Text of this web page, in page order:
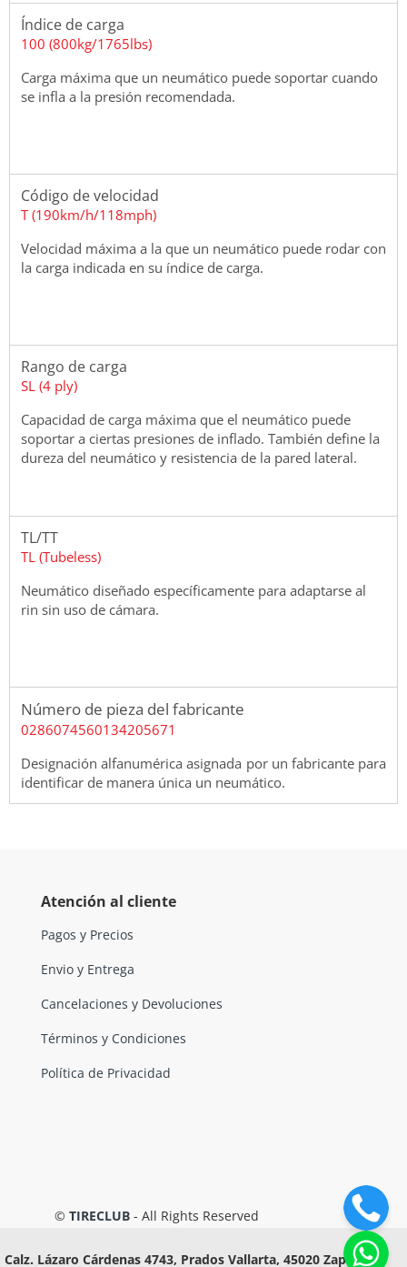
Índice de carga
100 (800kg/1765lbs)
Carga máxima que un neumático puede soportar cuando
se infla a la presión recomendada.
Código de velocidad
T (190km/h/118mph)
Velocidad máxima a la que un neumático puede rodar con
la carga indicada en su índice de carga.
Rango de carga
SL (4 ply)
Capacidad de carga máxima que el neumático puede
soportar a ciertas presiones de inflado. También define la
dureza del neumático y resistencia de la pared lateral.
TL/TT
TL (Tubeless)
Neumático diseñado específicamente para adaptarse al
rin sin uso de cámara.
Número de pieza del fabricante
0286074560134205671
Designación alfanumérica asignada por un fabricante para
identificar de manera única un neumático.
Atención al cliente
Pagos y Precios
Envio y Entrega
Cancelaciones y Devoluciones
Términos y Condiciones
Política de Privacidad
© TIRECLUB - All Rights Reserved
Calz. Lázaro Cárdenas 4743, Prados Vallarta, 45020 Zapopan,